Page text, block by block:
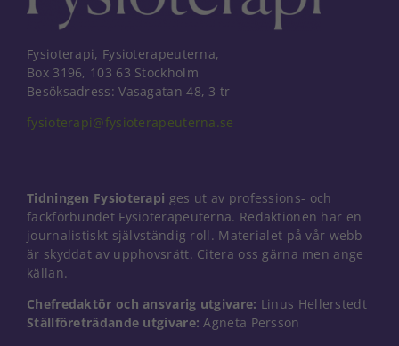
Fysioterapi, Fysioterapeuterna,
Box 3196, 103 63 Stockholm
Besöksadress: Vasagatan 48, 3 tr
fysioterapi@fysioterapeuterna.se
Tidningen Fysioterapi ges ut av professions- och
fackförbundet Fysioterapeuterna. Redaktionen har en
journalistiskt självständig roll. Materialet på vår webb
är skyddat av upphovsrätt. Citera oss gärna men ange
källan.
Chefredaktör och ansvarig utgivare: Linus Hellerstedt
Ställföreträdande utgivare: Agneta Persson